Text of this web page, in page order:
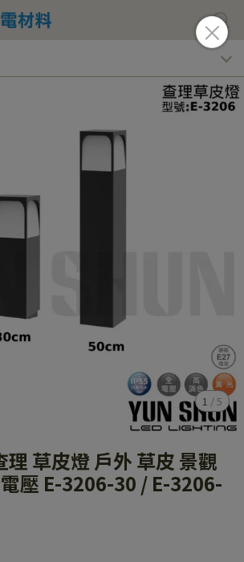
1 /5
理 草皮燈 戶外 草皮 景觀
壓 E-3206-30 / E-3206-